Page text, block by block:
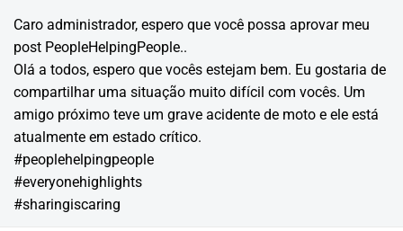
Caro administrador, espero que você possa aprovar meu
post PeopleHelpingPeople..
Olá a todos, espero que vocês estejam bem. Eu gostaria de
compartilhar uma situação muito difícil com vocês. Um
amigo próximo teve um grave acidente de moto e ele está
atualmente em estado crítico.
#peoplehelpingpeople
#everyonehighlights
#sharingiscaring